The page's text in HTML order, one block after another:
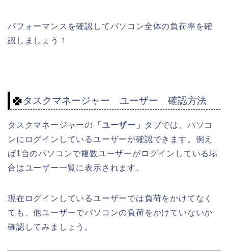
パフォーマンスを確認してパソコン全体の負荷率を確
認しましょう！
タスクマネージャー ユーザー 確認方法
タスクマネージャーの 「ユーザー」
タブでは、パソコ
ンにログインしているユーザーが確認できます。例え
ば1台のパソコンで複数ユーザーがログインしている場
合はユーザー一覧に表示されます。
現在ログインしているユーザーでは負荷をかけてなく
ても、他ユーザーでパソコンの負荷をかけていないか
確認してみましょう。